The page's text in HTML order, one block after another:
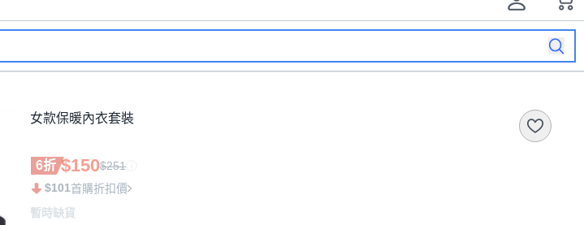
女款保暖內衣套裝
6折 $150$251
$101首購折扣價
暫時缺貨